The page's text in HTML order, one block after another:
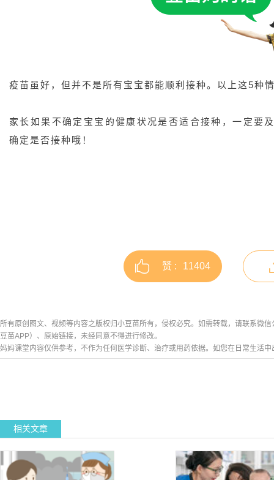
疫苗虽好，但并不是所有宝宝都能顺利接种。以上这5种
家长如果不确定宝宝的健康状况是否适合接种，一定要
确定是否接种哦！
赞 : 11404
所有原创图文、视频等内容之版权归小豆苗所有，侵权必究。如需转载，请联系微
豆苗APP）、原始链接，未经同意不得进行修改。
妈妈课堂内容仅供参考，不作为任何医学诊断、治疗或用药依据。如您在日常生活
相关文章